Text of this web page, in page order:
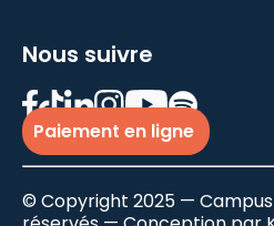
Nous suivre
Paiement en ligne
© Copyright 2025 —